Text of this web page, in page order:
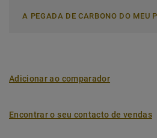
A PEGADA DE CARBONO DO MEU
Adicionar ao comparador
Encontrar o seu contacto de vendas